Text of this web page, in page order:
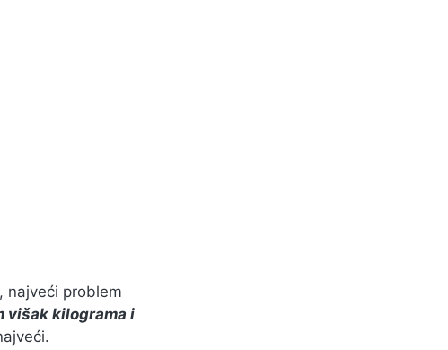
najveći problem
višak kilograma i